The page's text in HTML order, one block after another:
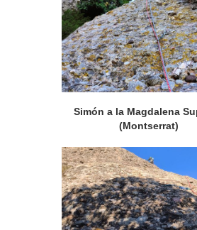
Simón a la Magdalena
(Montserrat)